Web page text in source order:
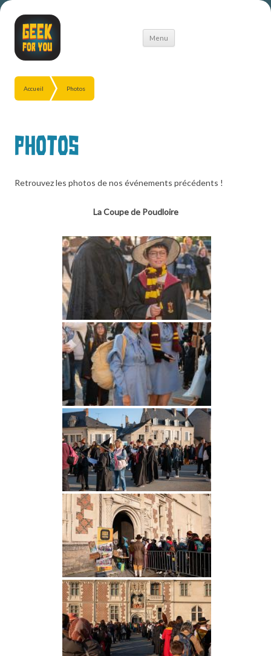
Menu
Aller
Accueil Photos
Photos
Retrouvez les photos de nos événements précédents !
La Coupe de Poudloire